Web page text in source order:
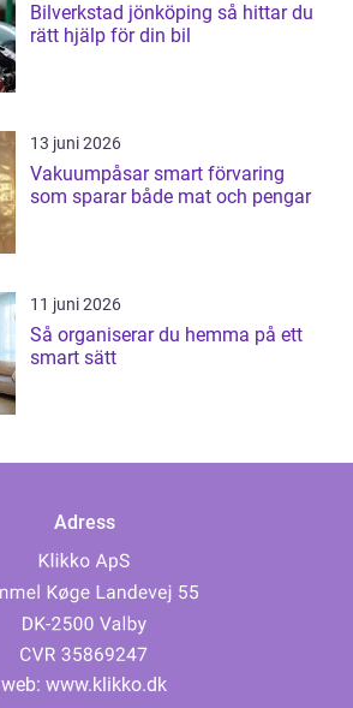
Bilverkstad jönköping så hittar du
rätt hjälp för din bil
13 juni 2026
Vakuumpåsar smart förvaring
som sparar både mat och pengar
11 juni 2026
Så organiserar du hemma på ett
smart sätt
Adress
web: www.klikko.dk